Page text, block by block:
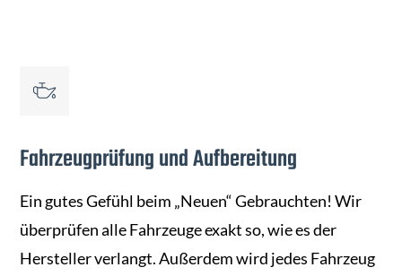
Fahrzeugprüfung und Aufbereitung
Ein gutes Gefühl beim „Neuen“ Gebrauchten! Wir
überprüfen alle Fahrzeuge exakt so, wie es der
Hersteller verlangt. Außerdem wird jedes Fahrzeug